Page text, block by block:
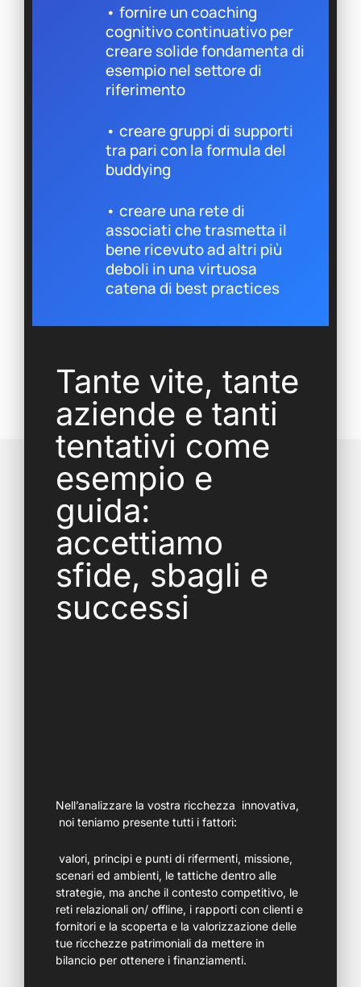
• fornire un coaching
cognitivo continuativo per
creare solide fondamenta di
esempio nel settore di
riferimento
• creare gruppi di supporti
tra pari con la formula del
buddying
• creare una rete di
associati che trasmetta il
bene ricevuto ad altri più
deboli in una virtuosa
catena di best practices
Tante vite, tante
aziende e tanti
tentativi come
esempio e
guida:
accettiamo
sfide, sbagli e
successi
Nell’analizzare la vostra ricchezza innovativa,
noi teniamo presente tutti i fattori:
valori, principi e punti di rifermenti, missione,
scenari ed ambienti, le tattiche dentro alle
strategie, ma anche il contesto competitivo, le
reti relazionali on/ offline, i rapporti con clienti e
fornitori e la scoperta e la valorizzazione delle
tue ricchezze patrimoniali da mettere in
bilancio per ottenere i finanziamenti.